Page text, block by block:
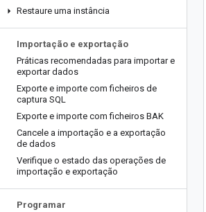
Restaure uma instância
Importação e exportação
Práticas recomendadas para importar e
exportar dados
Exporte e importe com ficheiros de
captura SQL
Exporte e importe com ficheiros BAK
Cancele a importação e a exportação
de dados
Verifique o estado das operações de
importação e exportação
Programar